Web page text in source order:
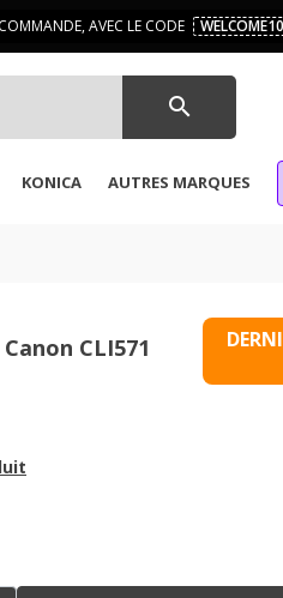
AVEC LE CODE WELCOME10
search
KONICA AUTRES MARQUES
CLI571